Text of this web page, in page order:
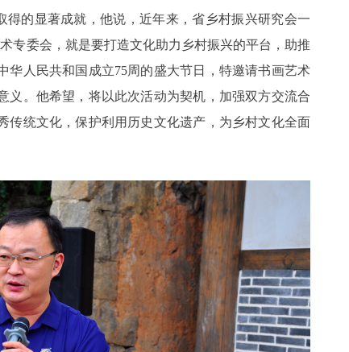
的显著成就，他说，近年来，省乡村振兴研究会一
专委会，就是要打造文化助力乡村振兴的平台，助推
华人民共和国成立75周的盛大节日，特邀请书画艺术
义。他希望，将以此次活动为契机，加强双方交流合
传统文化，保护利用历史文化遗产，为乡村文化全面